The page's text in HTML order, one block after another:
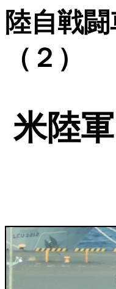
陸自戦
（２）
米陸